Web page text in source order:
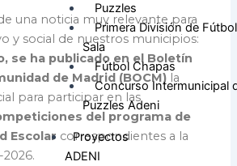
Puzzles
Primera División de Fútbol
Sala
Fútbol Chapas
Concurso Intermunicipal
Puzzles Adeni
Proyectos
ADENI
una noticia muy relevante para
y social de nuestros municipios:
se ha publicado en el Boletín
de Madrid (BOCM) la
para participar en las
del programa de
Escolar correspondientes a la